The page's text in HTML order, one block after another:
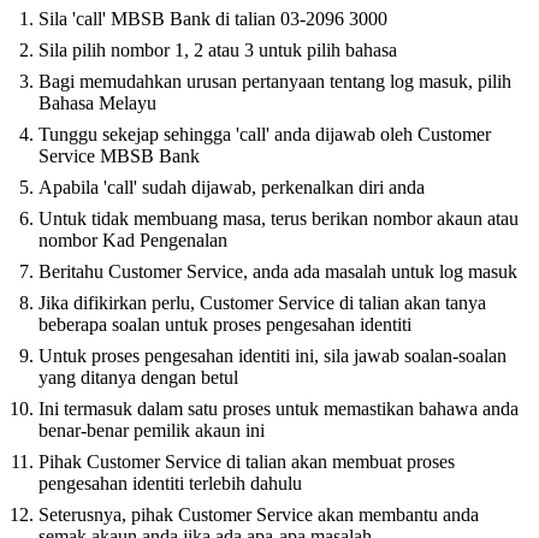
Sila 'call' MBSB Bank di talian 03-2096 3000
Sila pilih nombor 1, 2 atau 3 untuk pilih bahasa
Bagi memudahkan urusan pertanyaan tentang log masuk, pilih
Bahasa Melayu
Tunggu sekejap sehingga 'call' anda dijawab oleh Customer
Service MBSB Bank
Apabila 'call' sudah dijawab, perkenalkan diri anda
Untuk tidak membuang masa, terus berikan nombor akaun atau
nombor Kad Pengenalan
Beritahu Customer Service, anda ada masalah untuk log masuk
Jika difikirkan perlu, Customer Service di talian akan tanya
beberapa soalan untuk proses pengesahan identiti
Untuk proses pengesahan identiti ini, sila jawab soalan-soalan
yang ditanya dengan betul
Ini termasuk dalam satu proses untuk memastikan bahawa anda
benar-benar pemilik akaun ini
Pihak Customer Service di talian akan membuat proses
pengesahan identiti terlebih dahulu
Seterusnya, pihak Customer Service akan membantu anda